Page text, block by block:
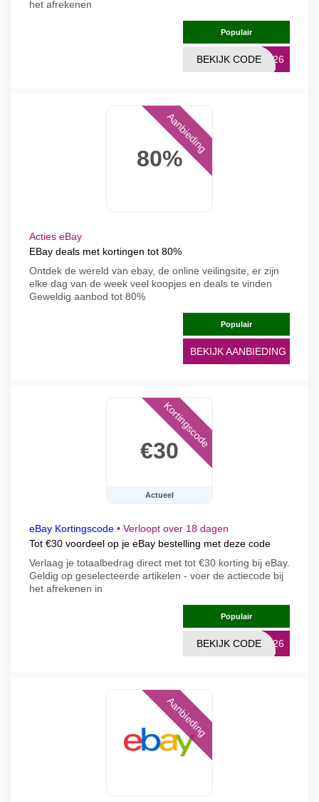
het afrekenen
Populair
UG26
BEKIJK CODE
80%
Aanbieding
Acties eBay
EBay deals met kortingen tot 80%
Ontdek de wereld van ebay, de online veilingsite, er zijn
elke dag van de week veel koopjes en deals te vinden
Geweldig aanbod tot 80%
Populair
BEKIJK AANBIEDING
€30
Actueel
Kortingscode
eBay Kortingscode • Verloopt over 18 dagen
Tot €30 voordeel op je eBay bestelling met deze code
Verlaag je totaalbedrag direct met tot €30 korting bij eBay.
Geldig op geselecteerde artikelen - voer de actiecode bij
het afrekenen in
Populair
UG26
BEKIJK CODE
Aanbieding